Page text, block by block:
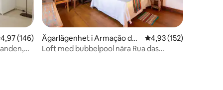
av 5 i genomsnittligt betyg, 146 omdömen
4,97 (146)
Ägarlägenhet i Armação dos
Búzios
4,93 av 5 i
4,93 (152)
Loft med bubbelpool nära Rua das